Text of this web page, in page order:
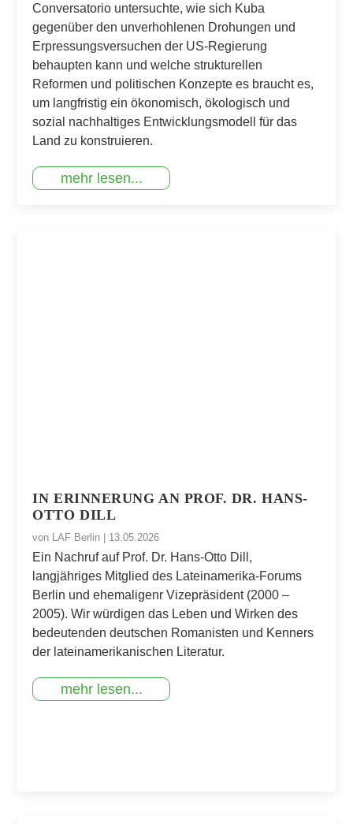
Conversatorio untersuchte, wie sich Kuba
gegenüber den unverhohlenen Drohungen und
Erpressungsversuchen der US-Regierung
behaupten kann und welche strukturellen
Reformen und politischen Konzepte es braucht es,
um langfristig ein ökonomisch, ökologisch und
sozial nachhaltiges Entwicklungsmodell für das
Land zu konstruieren.
mehr lesen...
IN ERINNERUNG AN PROF. DR. HANS-
OTTO DILL
von LAF Berlin 13.05.2026
Ein Nachruf auf Prof. Dr. Hans-Otto Dill,
langjähriges Mitglied des Lateinamerika-Forums
Berlin und ehemaligenr Vizepräsident (2000 –
2005). Wir würdigen das Leben und Wirken des
bedeutenden deutschen Romanisten und Kenners
der lateinamerikanischen Literatur.
mehr lesen...